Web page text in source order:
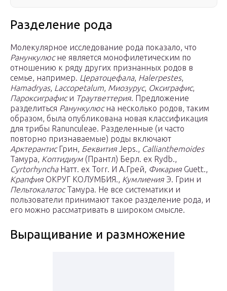
Разделение рода
Молекулярное исследование рода показало, что
Ранункулюсне является монофилетическим по
отношению к ряду других признанных родов в
семье, например. Цератоцефала, Halerpestes,
Hamadryas, Laccopetalum, Миозурус, Оксиграфис,
Пароксиграфиси Траутветтерия. Предложение
разделиться Ранункулюсна несколько родов, таким
образом, была опубликована новая классификация
для трибы Ranunculeae. Разделенные (и часто
повторно признаваемые) роды включают
АрктерантисГрин, Беквития Jeps., Callianthemoides
Тамура, Коптидиум (Прантл) Берл. ex Rydb.,
CyrtorhynchaНатт. ex Torr. И А.Грей, Фикария Guett.,
Крапфия ОКРУГ КОЛУМБИЯ., Кумлиения Э. Грин и
ПельтокалатосТамура. Не все систематики и
пользователи принимают такое разделение рода, и
его можно рассматривать в широком смысле.
Выращивание и размножение